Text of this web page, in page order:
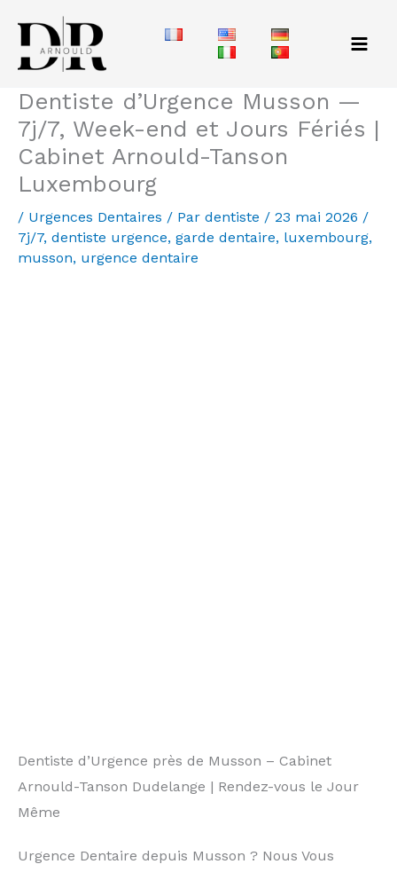
contenu
Dentiste d’Urgence Musson —
7j/7, Week-end et Jours Fériés |
Cabinet Arnould-Tanson
Luxembourg
/ Urgences Dentaires / Par dentiste / 23 mai 2026 /
7j/7, dentiste urgence, garde dentaire, luxembourg,
musson, urgence dentaire
Dentiste d’Urgence près de Musson – Cabinet
Arnould-Tanson Dudelange | Rendez-vous le Jour
Même
Urgence Dentaire depuis Musson ? Nous Vous